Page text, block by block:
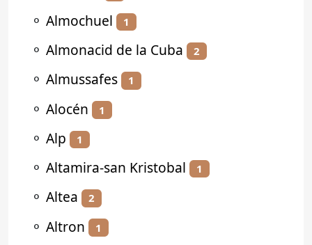
⚬ Almochuel 1
⚬ Almonacid de la Cuba 2
⚬ Almussafes 1
⚬ Alocén 1
⚬ Alp 1
⚬ Altamira-san Kristobal 1
⚬ Altea 2
⚬ Altron 1